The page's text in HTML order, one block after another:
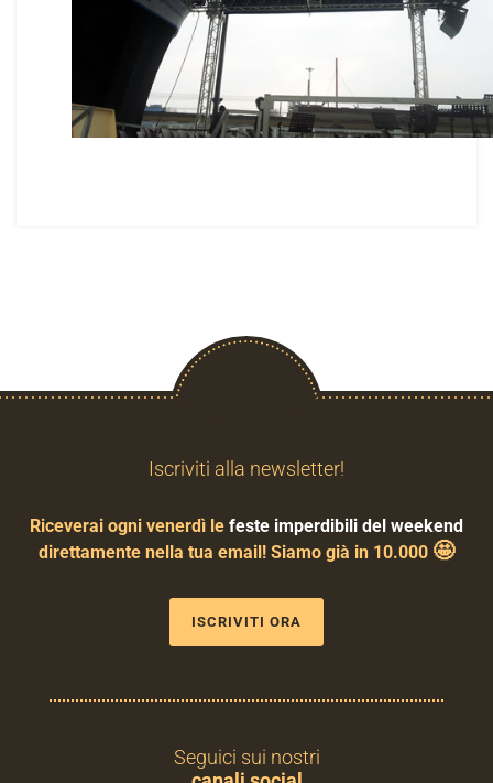
Iscriviti alla newsletter!
Riceverai ogni venerdì le feste imperdibili del weekend
direttamente nella tua email! Siamo già in 10.000 🤩
ISCRIVITI ORA
Seguici sui nostri